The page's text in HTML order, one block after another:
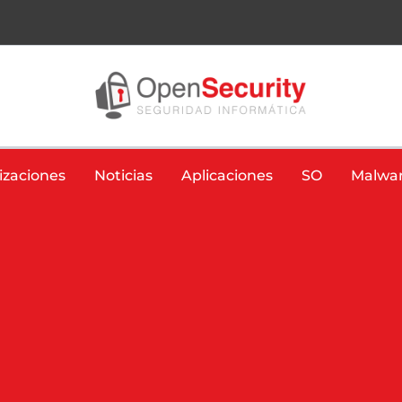
Noticias Aplicaciones SO